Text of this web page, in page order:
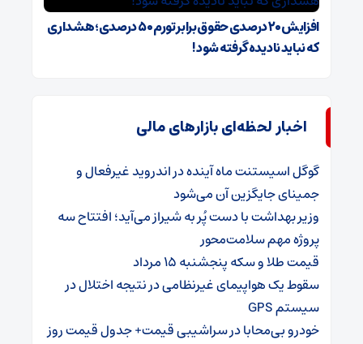
افزایش ۲۰ درصدی حقوق برابر تورم ۵۰ درصدی؛ هشداری
که نباید نادیده گرفته شود!
اخبار لحظه‌ای بازارهای مالی
گوگل اسیستنت ماه آینده در اندروید غیرفعال و
جمینای جایگزین آن می‌شود
وزیر بهداشت با دست پُر به شیراز می‌آید؛ افتتاح سه
پروژه مهم سلامت‌محور
قیمت طلا و سکه پنجشنبه 15 مرداد
سقوط یک هواپیمای غیرنظامی در نتیجه اختلال در
سیستم‌ GPS
خودرو بی‌محابا در سراشیبی قیمت+ جدول قیمت روز